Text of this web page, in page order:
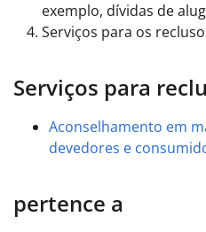
exemplo, dívidas de
Serviços para os
Serviços para
Aconselhamento em
devedores e
pertence a